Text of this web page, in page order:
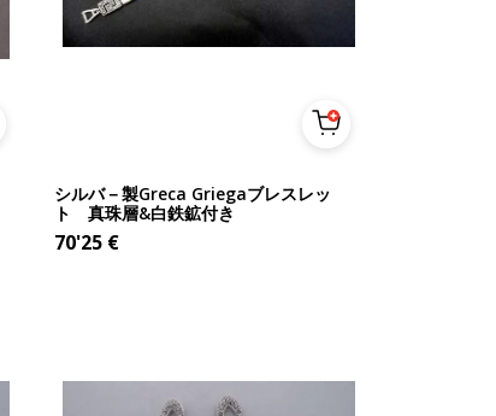
シルバ－製Greca Griegaブレスレッ
ト 真珠層&白鉄鉱付き
70'25 €